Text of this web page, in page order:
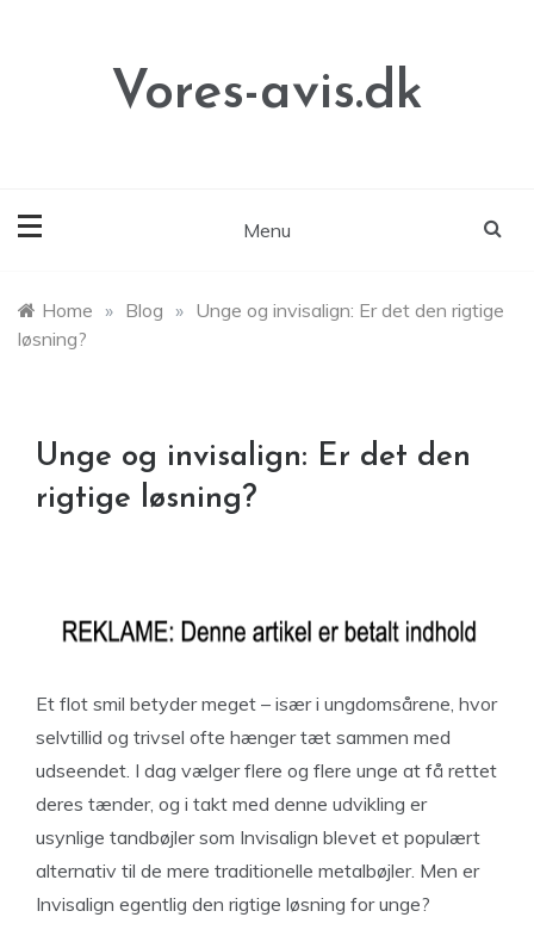
Vores-avis.dk
Menu
Home » Blog » Unge og invisalign: Er det den rigtige
løsning?
Unge og invisalign: Er det den
rigtige løsning?
Et flot smil betyder meget – især i ungdomsårene, hvor
selvtillid og trivsel ofte hænger tæt sammen med
udseendet. I dag vælger flere og flere unge at få rettet
deres tænder, og i takt med denne udvikling er
usynlige tandbøjler som Invisalign blevet et populært
alternativ til de mere traditionelle metalbøjler. Men er
Invisalign egentlig den rigtige løsning for unge?